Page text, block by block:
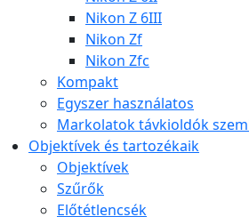
Nikon Z 6III
Nikon Zf
Nikon Zfc
Kompakt
Egyszer használatos
Markolatok távkioldók
Objektívek és tartozékaik
Objektívek
Szűrők
Előtétlencsék